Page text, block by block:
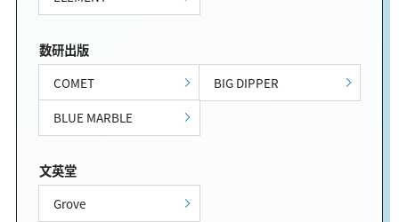
数研出版
COMET
BIG DIPPER
BLUE MARBLE
文英堂
Grove